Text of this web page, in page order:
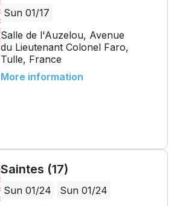
Sun 01/17
Salle de l'Auzelou, Avenue
du Lieutenant Colonel Faro,
Tulle, France
More information
Saintes (17)
Sun 01/24
Sun 01/24